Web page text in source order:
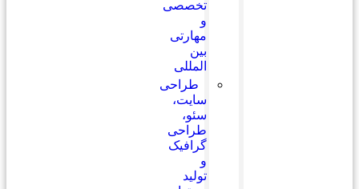
تخصصی
و
مهارتی
بین
المللی
طراحی
سایت،
سئو،
طراحی
گرافیک
و
تولید